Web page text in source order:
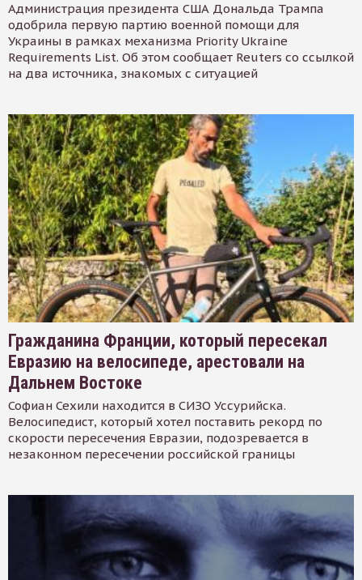
Администрация президента США Дональда Трампа
одобрила первую партию военной помощи для
Украины в рамках механизма Priority Ukraine
Requirements List. Об этом сообщает Reuters со ссылкой
на два источника, знакомых с ситуацией
Гражданина Франции, который пересекал
Евразию на велосипеде, арестовали на
Дальнем Востоке
Софиан Сехили находится в СИЗО Уссурийска.
Велосипедист, который хотел поставить рекорд по
скорости пересечения Евразии, подозревается в
незаконном пересечении российской границы